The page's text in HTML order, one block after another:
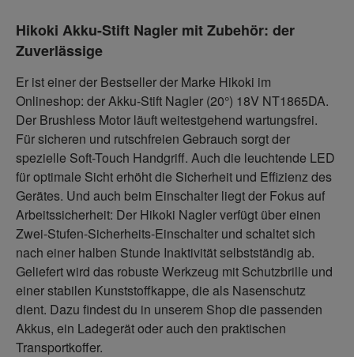
Hikoki Akku-Stift Nagler mit Zubehör: der
Zuverlässige
Er ist einer der Bestseller der Marke Hikoki im
Onlineshop: der Akku-Stift Nagler (20°) 18V NT1865DA.
Der Brushless Motor läuft weitestgehend wartungsfrei.
Für sicheren und rutschfreien Gebrauch sorgt der
spezielle Soft-Touch Handgriff. Auch die leuchtende LED
für optimale Sicht erhöht die Sicherheit und Effizienz des
Gerätes. Und auch beim Einschalter liegt der Fokus auf
Arbeitssicherheit: Der Hikoki Nagler verfügt über einen
Zwei-Stufen-Sicherheits-Einschalter und schaltet sich
nach einer halben Stunde Inaktivität selbstständig ab.
Geliefert wird das robuste Werkzeug mit Schutzbrille und
einer stabilen Kunststoffkappe, die als Nasenschutz
dient. Dazu findest du in unserem Shop die passenden
Akkus, ein Ladegerät oder auch den praktischen
Transportkoffer.